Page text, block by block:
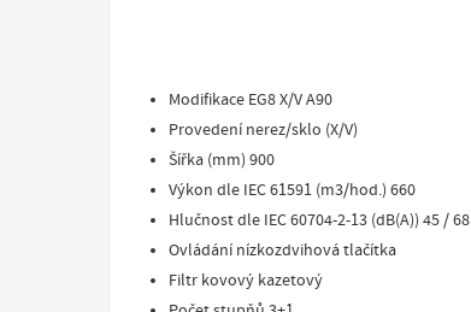
Modifikace EG8 X/V A90
Provedení nerez/sklo (X/V)
Šířka (mm) 900
Výkon dle IEC 61591 (m3/hod.) 660
Hlučnost dle IEC 60704-2-13 (dB(A)) 45 / 68
Ovládání nízkozdvihová tlačítka
Filtr kovový kazetový